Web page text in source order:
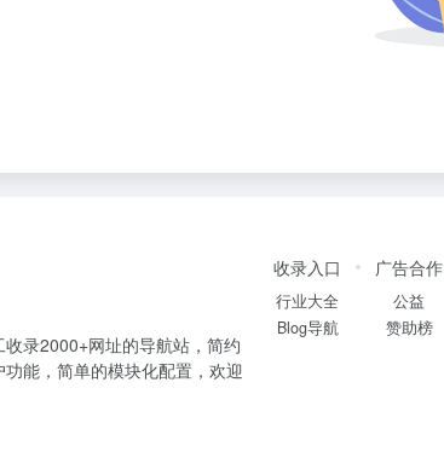
录2000+网址的导航站，简约
能，简单的模块化配置，欢迎
收录入口
行业大全
Blog导航
广告合作
公益
赞助榜